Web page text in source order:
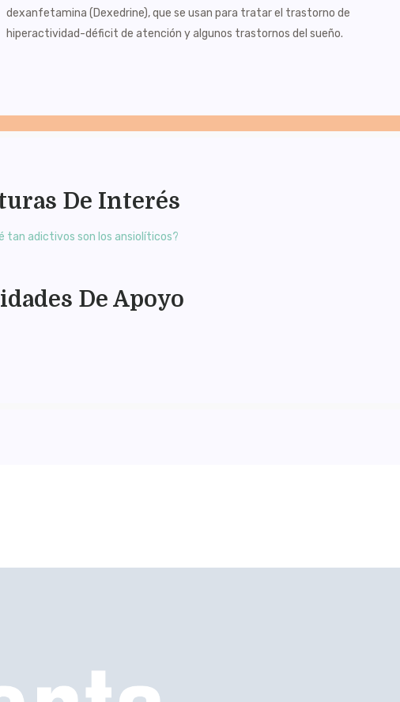
dexanfetamina (Dexedrine), que se usan para tratar el trastorno de
hiperactividad-déficit de atención y algunos trastornos del sueño.
De Interés
tan adictivos son los ansiolíticos?
De Apoyo